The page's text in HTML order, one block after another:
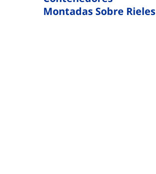
Montadas Sobre Rieles